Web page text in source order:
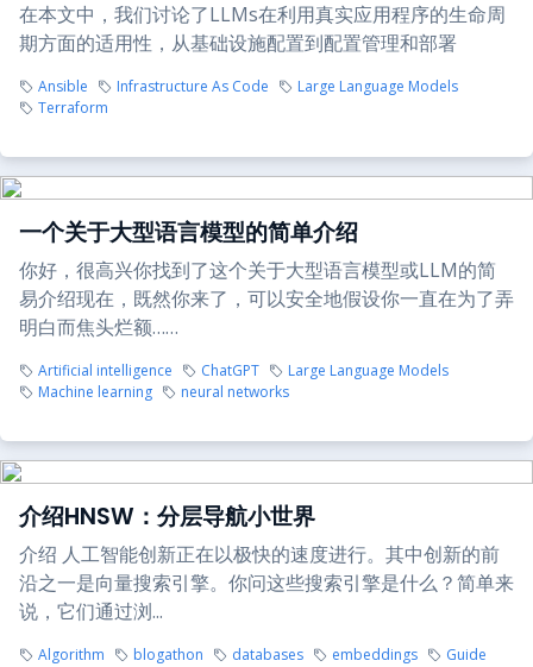
在本文中，我们讨论了LLMs在利用真实应用程序的生命周
期方面的适用性，从基础设施配置到配置管理和部署
Ansible Infrastructure As Code
Large Language Models
Terraform
一个关于大型语言模型的简单介绍
你好，很高兴你找到了这个关于大型语言模型或LLM的简
易介绍现在，既然你来了，可以安全地假设你一直在为了弄
明白而焦头烂额……
Artificial intelligence ChatGPT
Large Language Models
Machine learning
neural networks
介绍HNSW：分层导航小世界
介绍 人工智能创新正在以极快的速度进行。其中创新的前
沿之一是向量搜索引擎。你问这些搜索引擎是什么？简单来
说，它们通过浏...
Algorithm blogathon databases embeddings
Guide